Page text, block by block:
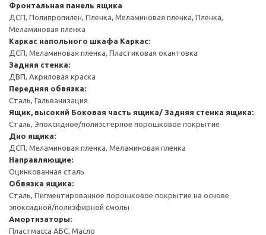
Фронтальная панель ящика
ДСП, Полипропилен, Пленка, Меламиновая пленка, Пленка,
Меламиновая пленка
Каркас напольного шкафа Каркас:
ДСП, Меламиновая пленка, Пластиковая окантовка
Задняя стенка:
ДВП, Акриловая краска
Передняя обвязка:
Сталь, Гальванизация
Ящик, высокий Боковая часть ящика/ Задняя стенка ящика:
Сталь, Эпоксидное/полиэстерное порошковое покрытие
Дно ящика:
ДСП, Меламиновая пленка, Меламиновая пленка
Направляющие:
Оцинкованная сталь
Обвязка ящика:
Сталь, Пигментированное порошковое покрытие на основе
эпоксидной/полиэфирной смолы
Амортизаторы:
Пластмасса АБС, Масло